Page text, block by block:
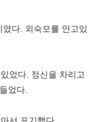
다. 외숙모를 안고있
었다. 정신을 차리고
었다.